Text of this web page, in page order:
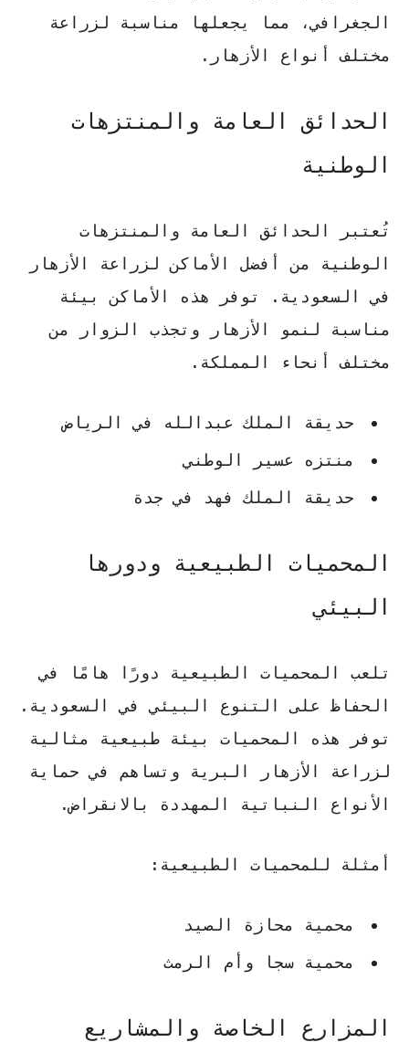
الجغرافي، مما يجعلها مناسبة لزراعة
مختلف أنواع الأزهار.
الحدائق العامة والمنتزهات
الوطنية
تُعتبر الحدائق العامة والمنتزهات
الوطنية من أفضل الأماكن لزراعة الأزهار
في السعودية. توفر هذه الأماكن بيئة
مناسبة لنمو الأزهار وتجذب الزوار من
مختلف أنحاء المملكة.
حديقة الملك عبدالله في الرياض
منتزه عسير الوطني
حديقة الملك فهد في جدة
المحميات الطبيعية ودورها
البيئي
تلعب المحميات الطبيعية دورًا هامًا في
الحفاظ على التنوع البيئي في السعودية.
توفر هذه المحميات بيئة طبيعية مثالية
لزراعة الأزهار البرية وتساهم في حماية
الأنواع النباتية المهددة بالانقراض.
أمثلة للمحميات الطبيعية:
محمية محازة الصيد
محمية سجا وأم الرمث
المزارع الخاصة والمشاريع